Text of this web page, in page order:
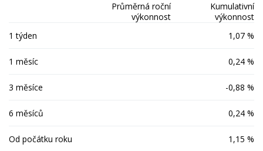
Průměrná roční
výkonnost
Kumulativní
výkonnost
1 týden
1,07 %
1 měsíc 0,24 %
3 měsíce -0,88 %
6 měsíců 0,24 %
Od počátku roku 1,15 %